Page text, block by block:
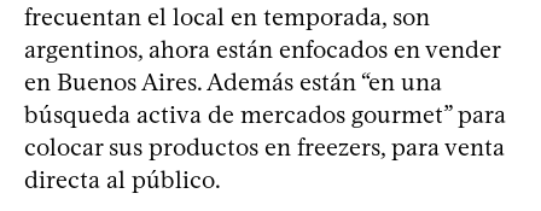
frecuentan el local en temporada, son
argentinos, ahora están enfocados en vender
en Buenos Aires. Además están “en una
búsqueda activa de mercados gourmet” para
colocar sus productos en freezers, para venta
directa al público.